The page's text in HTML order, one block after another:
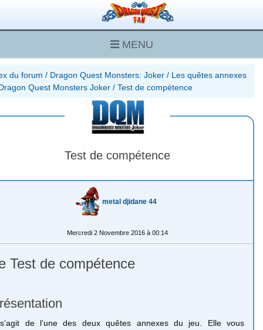
MENU
du forum / Dragon Quest Monsters: Joker / Les quêtes annexes
Quest Monsters Joker / Test de compétence
Test de compétence
metal djidane 44
Mercredi 2 Novembre 2016 à 00:14
Test de compétence
de l’une des deux quêtes annexes du jeu. Elle vous